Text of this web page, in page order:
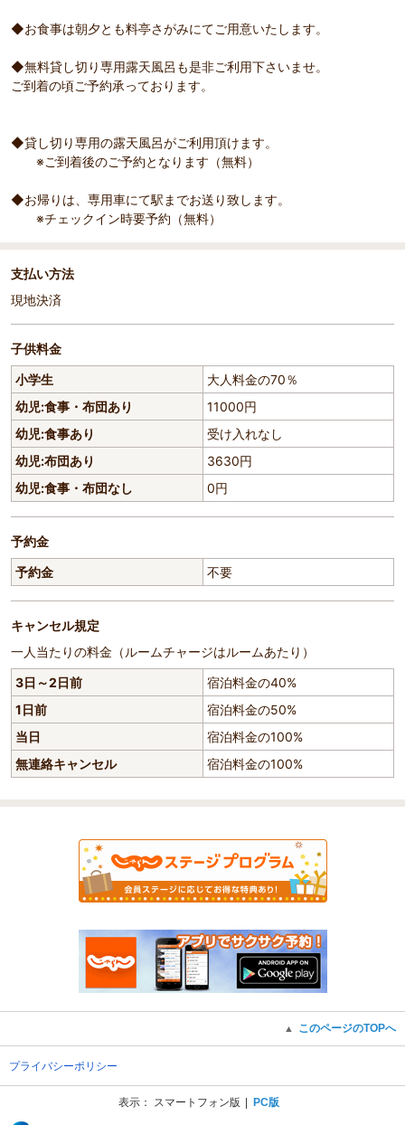
◆お食事は朝夕とも料亭さがみにてご用意いたします。
◆無料貸し切り専用露天風呂も是非ご利用下さいませ。
ご到着の頃ご予約承っております。
◆貸し切り専用の露天風呂がご利用頂けます。
※ご到着後のご予約となります（無料）
◆お帰りは、専用車にて駅までお送り致します。
※チェックイン時要予約（無料）
支払い方法
現地決済
子供料金
小学生
大人料金の70％
幼児:食事・布団あり
11000円
幼児:食事あり
受け入れなし
幼児:布団あり
3630円
幼児:食事・布団なし
0円
予約金
予約金
不要
キャンセル規定
一人当たりの料金（ルームチャージはルームあたり）
3日～2日前
宿泊料金の40%
1日前
宿泊料金の50%
当日
宿泊料金の100%
無連絡キャンセル
宿泊料金の100%
▲ このページのTOPへ
プライバシーポリシー
表示： スマートフォン版 PC版